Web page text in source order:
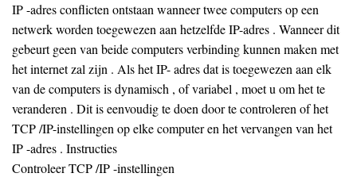
IP -adres conflicten ontstaan ​​wanneer twee computers op een
netwerk worden toegewezen aan hetzelfde IP-adres . Wanneer dit
gebeurt geen van beide computers verbinding kunnen maken met
het internet zal zijn . Als het IP- adres dat is toegewezen aan elk
van de computers is dynamisch , of variabel , moet u om het te
veranderen . Dit is eenvoudig te doen door te controleren of het
TCP /IP-instellingen op elke computer en het vervangen van het
IP -adres . Instructies
Controleer TCP /IP -instellingen